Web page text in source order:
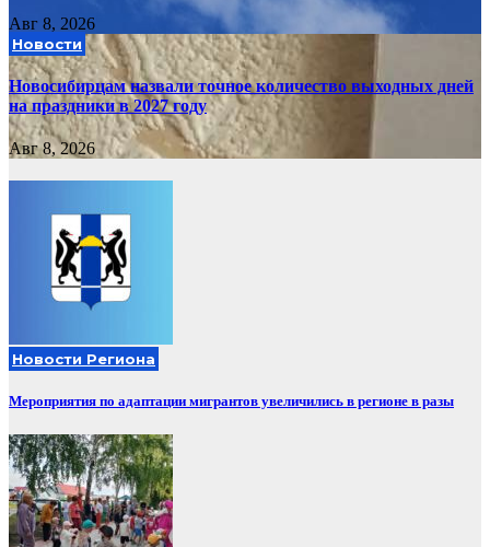
Авг 8, 2026
Новости
Новосибирцам назвали точное количество выходных дней
на праздники в 2027 году
Авг 8, 2026
Новости Региона
Мероприятия по адаптации мигрантов увеличились в регионе в разы